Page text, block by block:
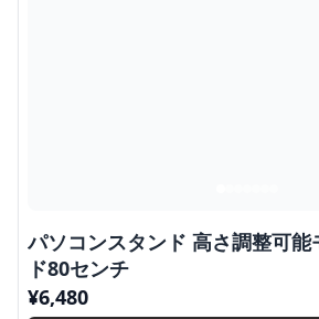
パソコンスタンド 高さ調整可能
ド80センチ
¥6,480